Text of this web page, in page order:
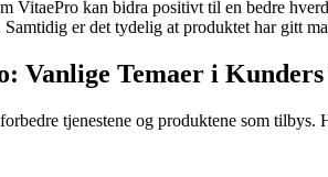
VitaePro kan bidra positivt til en bedre
er det tydelig at produktet har gitt
Vanlige Temaer i
tjenestene og produktene som